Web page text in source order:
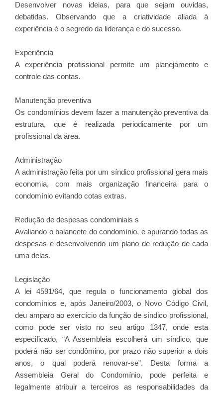
Desenvolver novas ideias, para que sejam ouvidas,
debatidas. Observando que a criatividade aliada à
experiência é o segredo da liderança e do sucesso.
Experiência
A experiência profissional permite um planejamento e
controle das contas.
Manutenção preventiva
Os condomínios devem fazer a manutenção preventiva da
estrutura, que é realizada periodicamente por um
profissional da área.
Administração
A administração feita por um síndico profissional gera mais
economia, com mais organização financeira para o
condomínio evitando cotas extras.
Redução de despesas condominiais s
Avaliando o balancete do condomínio, e apurando todas as
despesas e desenvolvendo um plano de redução de cada
uma delas.
Legislação
A lei 4591/64, que regula o funcionamento global dos
condomínios e, após Janeiro/2003, o Novo Código Civil,
deu amparo ao exercício da função de síndico profissional,
como pode ser visto no seu artigo 1347, onde esta
especificado, “A Assembleia escolherá um síndico, que
poderá não ser condômino, por prazo não superior a dois
anos, o qual poderá renovar-se”. Desta forma a
Assembleia Geral do Condomínio, pode perfeita e
legalmente atribuir a terceiros as responsabilidades da